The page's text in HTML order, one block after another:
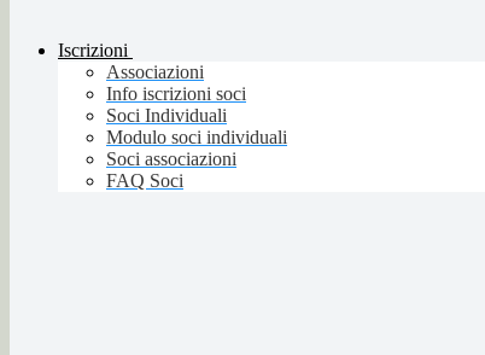
Iscrizioni
Associazioni
Info iscrizioni soci
Soci Individuali
Modulo soci individuali
Soci associazioni
FAQ Soci